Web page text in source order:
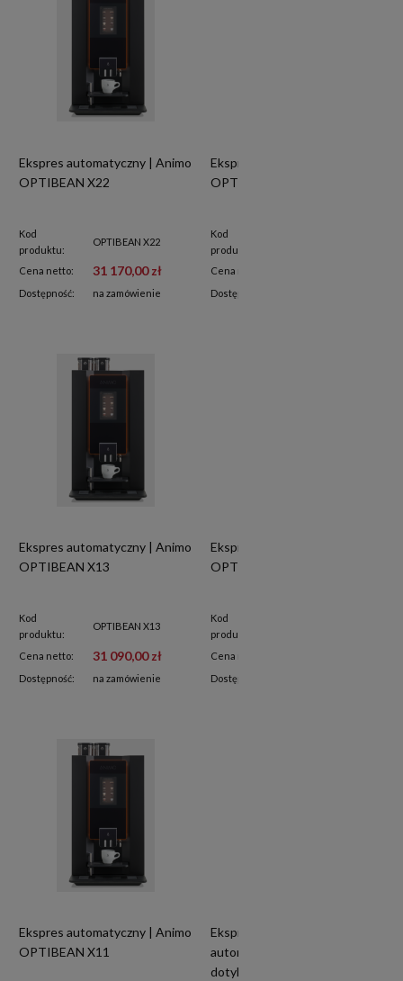
Ekspres automatyczny | Animo
OPTIBEAN X22
Kod
produktu:
OPTIBEAN X22
Cena netto: 31 170,00 zł
Dostępność: na zamówienie
Ekspres automatyczny | Animo
OPTIBEAN X21
Kod
produktu:
Cena netto:
Dostępność:
Ekspres automatyczny | Animo
OPTIBEAN X13
Kod
produktu:
OPTIBEAN X13
Cena netto: 31 090,00 zł
Dostępność: na zamówienie
Ekspres automatyczny | Animo
OPTIBEAN X12
Kod
produktu:
Cena netto:
Dostępność:
Ekspres automatyczny | Animo
OPTIBEAN X11
Ekspres do kawy
automatyczny | ekran
dotykowy | powiększony